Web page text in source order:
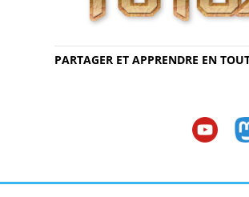
PARTAGER ET APPRENDRE EN